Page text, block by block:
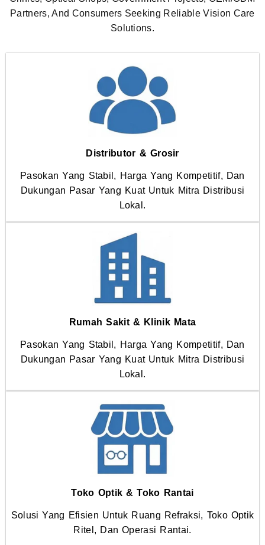
Partners, And Consumers Seeking Reliable Vision Care
Solutions.
Distributor & Grosir
Pasokan Yang Stabil, Harga Yang Kompetitif, Dan
Dukungan Pasar Yang Kuat Untuk Mitra Distribusi
Lokal.
Rumah Sakit & Klinik Mata
Pasokan Yang Stabil, Harga Yang Kompetitif, Dan
Dukungan Pasar Yang Kuat Untuk Mitra Distribusi
Lokal.
Toko Optik & Toko Rantai
Solusi Yang Efisien Untuk Ruang Refraksi, Toko Optik
Ritel, Dan Operasi Rantai.